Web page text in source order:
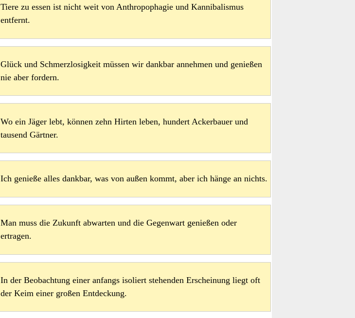
Tiere zu essen ist nicht weit von Anthropophagie und Kannibalismus
entfernt.
Glück und Schmerzlosigkeit müssen wir dankbar annehmen und genießen
nie aber fordern.
Wo ein Jäger lebt, können zehn Hirten leben, hundert Ackerbauer und
tausend Gärtner.
Ich genieße alles dankbar, was von außen kommt, aber ich hänge an nichts.
Man muss die Zukunft abwarten und die Gegenwart genießen oder
ertragen.
In der Beobachtung einer anfangs isoliert stehenden Erscheinung liegt oft
der Keim einer großen Entdeckung.